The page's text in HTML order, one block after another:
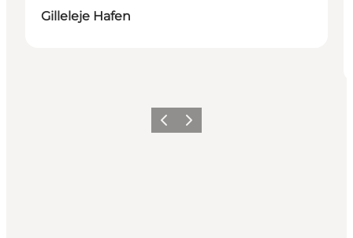
Gilleleje Hafen
ZurückWeiter